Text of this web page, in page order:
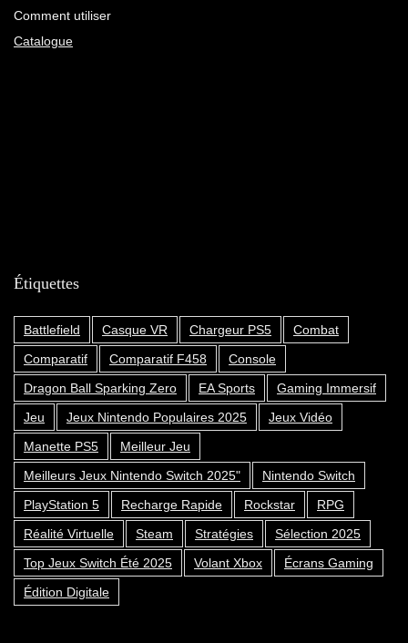
Comment utiliser
Catalogue
Étiquettes
Battlefield Casque VR Chargeur PS5
Combat
Comparatif
Comparatif F458
Console
Dragon Ball Sparking Zero
EA Sports
Gaming Immersif
Jeu
Jeux Nintendo Populaires 2025
Jeux Vidéo
Manette PS5
Meilleur Jeu
Meilleurs Jeux Nintendo Switch 2025"
Nintendo Switch
PlayStation 5
Recharge Rapide Rockstar
RPG
Réalité Virtuelle
Steam Stratégies
Sélection 2025
Top Jeux Switch Été 2025
Volant Xbox
Écrans Gaming
Édition Digitale